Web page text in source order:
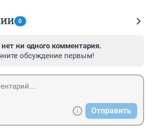
0
ни одного комментария.
обсуждение первым!
Отправить